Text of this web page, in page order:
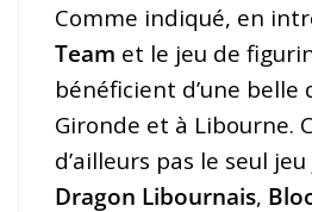
Comme indiqué, en
Team et le jeu de
bénéficient d’une belle
Gironde et à Libourne.
d’ailleurs pas le seul
Dragon Libournais,